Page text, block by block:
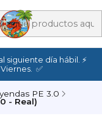
siguiente día hábil. ⚡
✅
PE 3.0
- Real)